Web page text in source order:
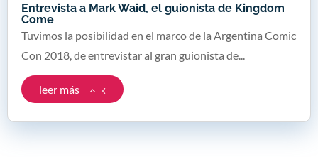
Entrevista a Mark Waid, el guionista de Kingdom
Come
Tuvimos la posibilidad en el marco de la Argentina Comic
Con 2018, de entrevistar al gran guionista de...
leer más